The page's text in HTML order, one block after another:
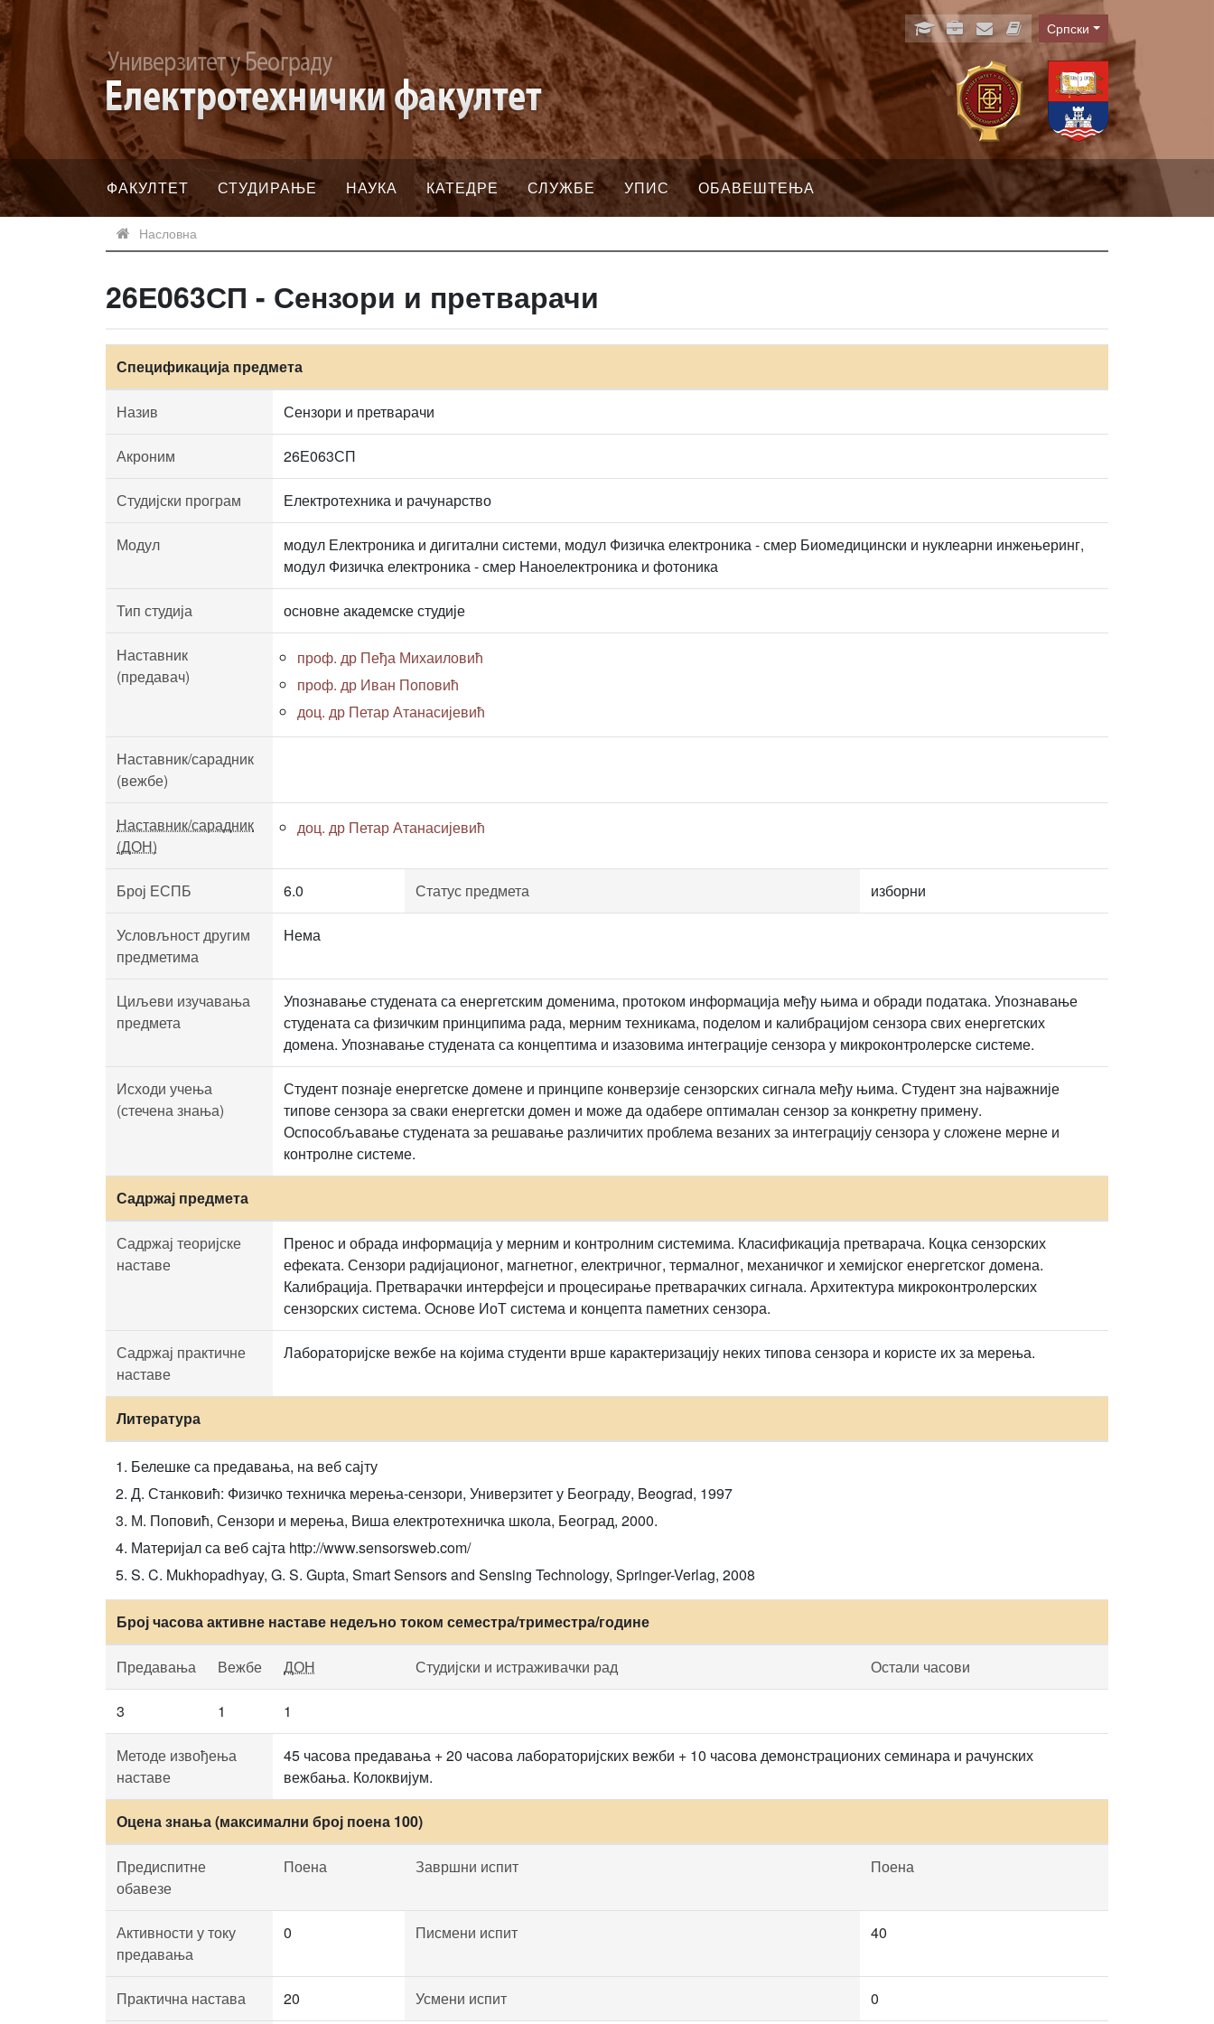
Language
Српски
ФАКУЛТЕТ СТУДИРАЊЕ НАУКА КАТЕДРЕ СЛУЖБЕ УПИС ОБАВЕШТЕЊА
Насловна
26Е063СП - Сензори и претварачи
Спецификација предмета
Назив Сензори и претварачи
Акроним 26Е063СП
Студијски програм Електротехника и рачунарство
Модул
модул Електроника и дигитални системи, модул Физичка електроника - смер Биомедицински и нуклеарни инжењеринг,
модул Физичка електроника - смер Наноелектроника и фотоника
Тип студија основне академске студије
Наставник
(предавач)
проф. др Пеђа Михаиловић
проф. др Иван Поповић
доц. др Петар Атанасијевић
Наставник/сарадник
(вежбе)
Наставник/сарадник
(ДОН)
доц. др Петар Атанасијевић
Број ЕСПБ 6.0 Статус предмета изборни
Условљност другим
предметима
Нема
Циљеви изучавања
предмета
Упознавање студената са енергетским доменима, протоком информација међу њима и обради података. Упознавање
студената са физичким принципима рада, мерним техникама, поделом и калибрацијом сензора свих енергетских
домена. Упознавање студената са концептима и изазовима интеграције сензора у микроконтролерске системе.
Исходи учења
(стечена знања)
Студент познаје енергетске домене и принципе конверзије сензорских сигнала међу њима. Студент зна најважније
типове сензора за сваки енергетски домен и може да одабере оптималан сензор за конкретну примену.
Оспособљавање студената за решавање различитих проблема везаних за интеграцију сензора у сложене мерне и
контролне системе.
Садржај предмета
Садржај теоријске
наставе
Пренос и обрада информација у мерним и контролним системима. Класификација претварача. Коцка сензорских
ефеката. Сензори радијационог, магнетног, електричног, термалног, механичког и хемијског енергетског домена.
Калибрација. Претварачки интерфејси и процесирање претварачких сигнала. Архитектура микроконтролерских
сензорских система. Oснове ИоТ система и концепта паметних сензора.
Садржај практичне
наставе
Лабораторијске вежбе на којима студенти врше карактеризацију неких типова сензора и користе их за мерења.
Литература
Белешке са предавања, на веб сајту
Д. Станковић: Физичко техничка мерења-сензори, Универзитет у Београду, Beograd, 1997
М. Поповић, Сензори и мерења, Виша електротехничка школа, Београд, 2000.
Материјал са веб сајта http://www.sensorsweb.com/
S. C. Mukhopadhyay, G. S. Gupta, Smart Sensors and Sensing Technology, Springer-Verlag, 2008
Број часова активне наставе недељно током семестра/триместра/године
Предавања Вежбе ДОН Студијски и истраживачки рад Остали часови
3 1 1
Методе извођења
наставе
45 часова предавања + 20 часова лабораторијских вежби + 10 часова демонстрационих семинара и рачунских
вежбања. Колоквијум.
Оцена знања (максимални број поена 100)
Предиспитне
обавезе
Поена Завршни испит Поена
Активности у току
предавања
0 Писмени испит 40
Практична настава 20 Усмени испит 0